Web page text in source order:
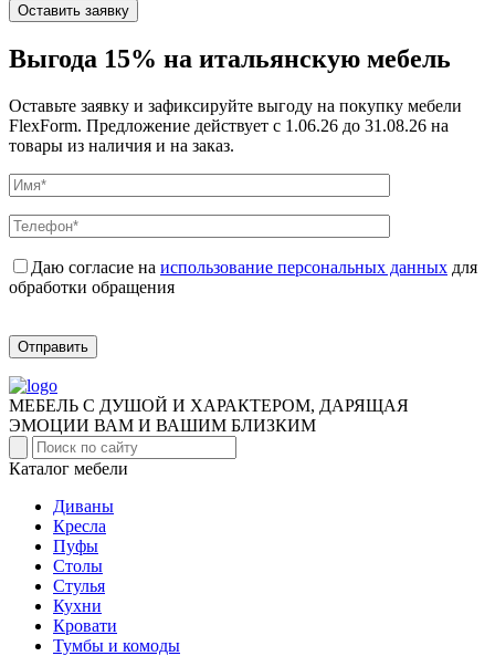
Оставить заявку
Выгода 15% на итальянскую мебель
Оставьте заявку и зафиксируйте выгоду на покупку мебели
FlexForm. Предложение действует с 1.06.26 до 31.08.26 на
товары из наличия и на заказ.
Даю согласие на использование персональных данных для
обработки обращения
Отправить
МЕБЕЛЬ С ДУШОЙ И ХАРАКТЕРОМ, ДАРЯЩАЯ
ЭМОЦИИ ВАМ И ВАШИМ БЛИЗКИМ
Каталог мебели
Диваны
Кресла
Пуфы
Столы
Стулья
Кухни
Кровати
Тумбы и комоды